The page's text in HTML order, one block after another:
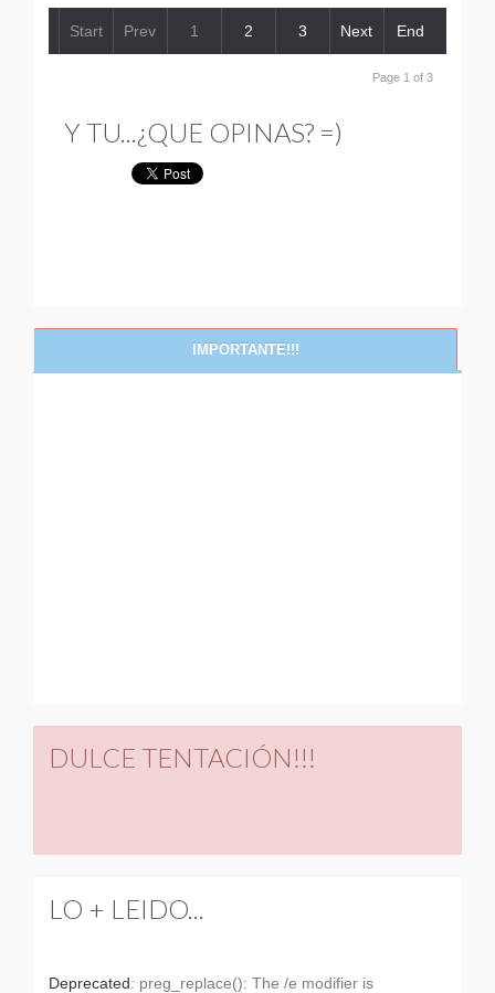
Start Prev 1 2 3 Next End
Page 1 of 3
Y TU...¿QUE OPINAS? =)
IMPORTANTE!!!
DULCE TENTACIÓN!!!
LO + LEIDO...
Deprecated: preg_replace(): The /e modifier is